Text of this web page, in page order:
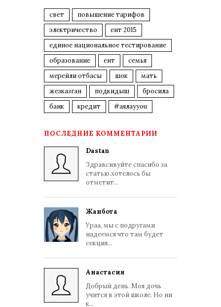
свет
повышение тарифов
электричество
ент 2015
единое национальное тестирование
образование
ент
семья
мерейли отбасы
шок
мать
жезказган
подкидыш
бросила
банк
кредит #аялауyou
ПОСЛЕДНИЕ КОММЕНТАРИИ
Dastan
Здравсивуйте спасибо за
статью.хотелось бы
отметит...
Жанбота
Ураа, мы с подругами
надеемся что там будет
секция...
Анастасия
Добрый день. Моя дочь
учится в этой школе. Но ни
к...